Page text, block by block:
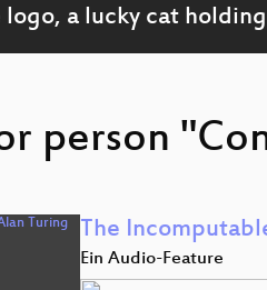
person
The
Ein Audio-Feature